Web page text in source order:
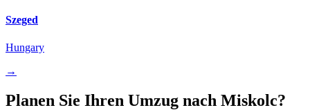
Szeged
Hungary
→
Planen Sie Ihren Umzug nach Miskolc?